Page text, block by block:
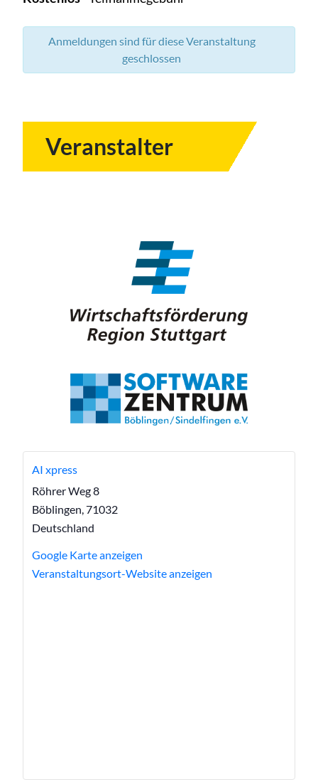
Anmeldungen sind für diese Veranstaltung
geschlossen
Veranstalter
AI xpress
Röhrer Weg 8
Böblingen,71032
Deutschland
Google Karte anzeigen
Veranstaltungsort-Website anzeigen